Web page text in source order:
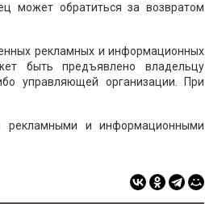
может обратиться за возвратом
рекламных и информационных
быть предъявлено владельцу
управляющей организации. При
рекламными и информационными